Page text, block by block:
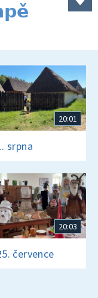
20:01
srpna
20:03
července